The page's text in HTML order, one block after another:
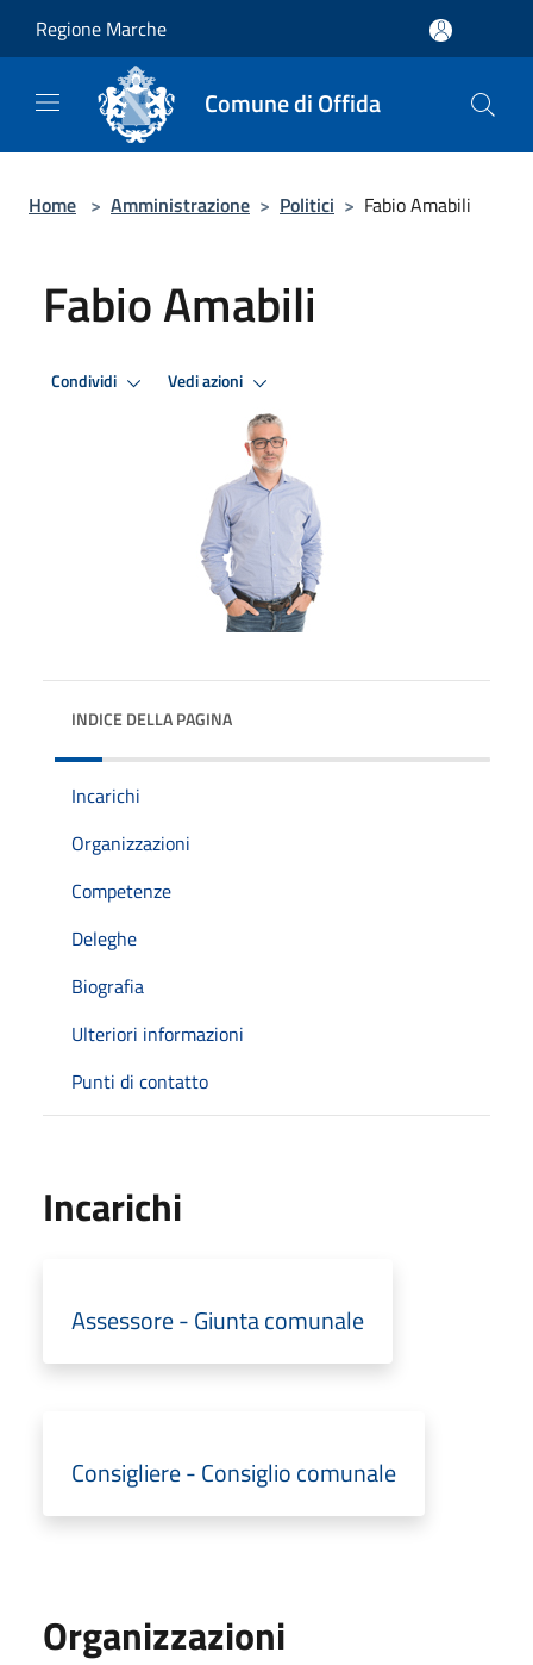
Regione Marche
Comune di Offida
Home > Amministrazione > Politici > Fabio Amabili
Fabio Amabili
Condividi Vedi azioni
INDICE DELLA PAGINA
Incarichi
Organizzazioni
Competenze
Deleghe
Biografia
Ulteriori informazioni
Punti di contatto
Incarichi
Assessore - Giunta comunale
Consigliere - Consiglio comunale
Organizzazioni